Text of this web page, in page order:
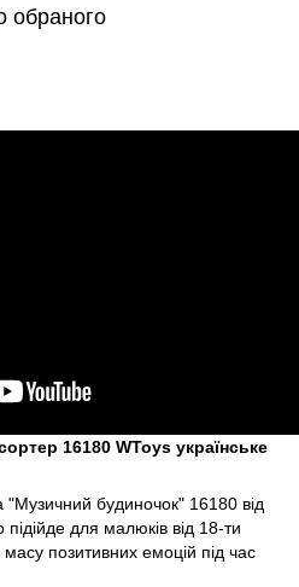
обраного
16180 WToys українське
"Музичний будиночок" 16180 від
для малюків від 18-ти
масу позитивних емоцій під час